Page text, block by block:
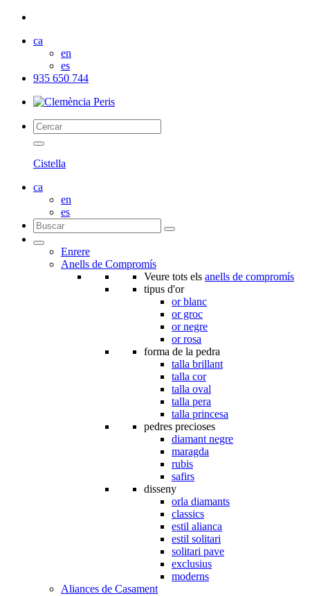
ca
en
es
935 650 744
Cistella
ca
en
es
Enrere
Anells de Compromís
Veure tots els anells de compromís
tipus d'or
or blanc
or groc
or negre
or rosa
forma de la pedra
talla brillant
talla cor
talla oval
talla pera
talla princesa
pedres precioses
diamant negre
maragda
rubis
safirs
disseny
orla diamants
classics
estil alianca
estil solitari
solitari pave
exclusius
moderns
Aliances de Casament